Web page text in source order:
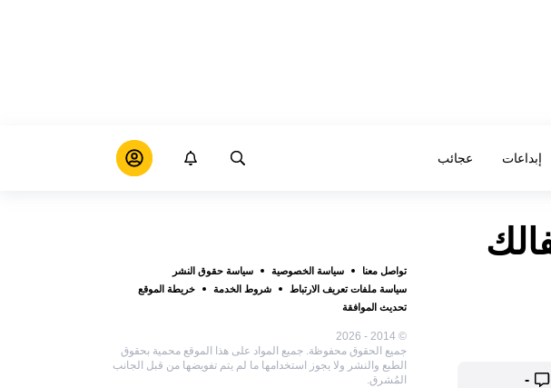
إبداعات عجائب
تواصل معنا سياسة الخصوصية
سياسة حقوق النشر
سياسة ملفات تعريف الارتباط
شروط الخدمة
خريطة الموقع
تحديث الموافقة
© 2014 - 2026
جميع الحقوق محفوظة. جميع المواد على هذا الموقع محمية بحقوق
الطبع والنشر ولا يجوز استخدامها ما لم يتم تفويضها من قبل الجانب
المُشرق.
-